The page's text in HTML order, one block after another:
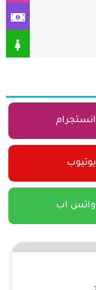
انستجرام
يوتيوب
واتس اب